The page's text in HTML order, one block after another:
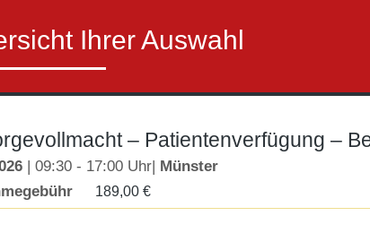
Ihrer Auswahl
– Patientenverfügung –
| 09:30 - 17:00 Uhr| Münster
189,00 €